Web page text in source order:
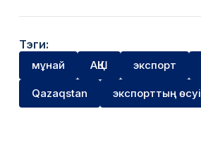
Тэги:
мұнай АҚШ экспорт
Qazaqstan экспорттың өсуі